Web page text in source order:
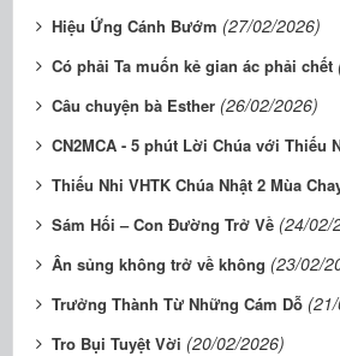
Hiệu Ứng Cánh Bướm (27/02/2026)
Có phải Ta muốn kẻ gian ác phải chết
Câu chuyện bà Esther (26/02/2026)
CN2MCA - 5 phút Lời Chúa với Thiếu
Thiếu Nhi VHTK Chúa Nhật 2 Mùa
Sám Hối – Con Đường Trở Về (24/02/
Ân sủng không trở về không (23/02/
Trưởng Thành Từ Những Cám Dỗ
Tro Bụi Tuyệt Vời (20/02/2026)